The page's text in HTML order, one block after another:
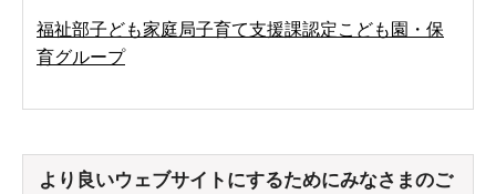
福祉部子ども家庭局子育て支援課認定こども園・保
育グループ
より良いウェブサイトにするためにみなさまのご